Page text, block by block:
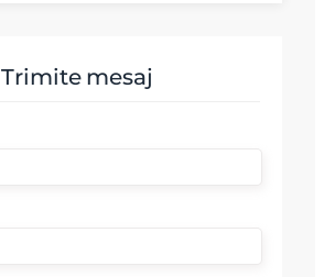
Trimite mesaj